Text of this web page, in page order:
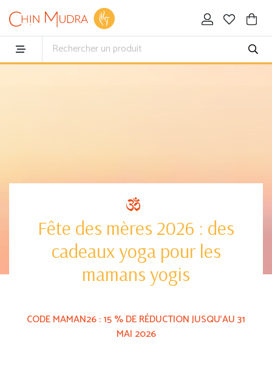
Fête des mères 2026 : des
cadeaux yoga pour les
mamans yogis
CODE MAMAN26 : 15 % DE RÉDUCTION JUSQU’AU 31
MAI 2026